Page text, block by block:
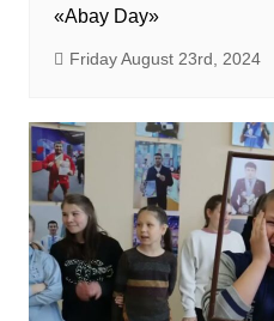
«Abay Day»
Friday August 23rd, 2024